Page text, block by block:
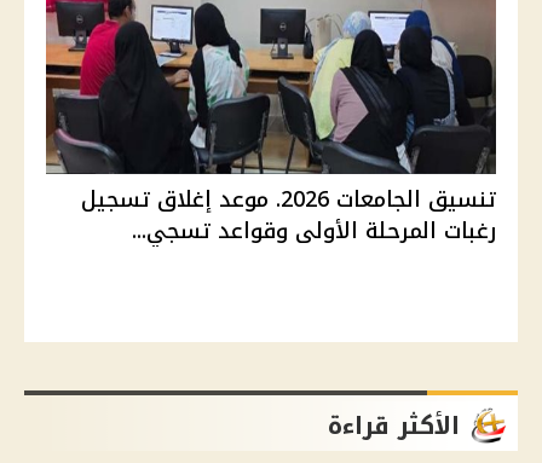
تنسيق الجامعات 2026. موعد إغلاق تسجيل
رغبات المرحلة الأولى وقواعد تسجي...
الأكثر قراءة